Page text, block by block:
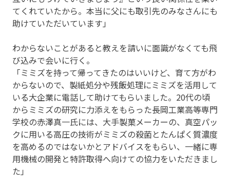
てくれていたから。本当に父にも取引先のみなさんにも
助けていただいています」
わからないことがあると教えを請いに面識がなくても飛
び込みで会いに行く。
「ミミズを持って帰ってきたのはいいけど、育て方がわ
からないので、製紙処分や残飯処理にミミズを活用して
いる大企業に電話して助けてもらいました。20代の頃
からミミズの研究に力添えをもらった長岡工業高等専門
学校の赤澤真一氏には、大手製菓メーカーの、真空パッ
クに用いる高圧の技術がミミズの殺菌とたんぱく質濃度
を高めるのではないかとアドバイスをもらい、一緒に専
用機械の開発と特許取得へ向けての協力をいただきまし
た」